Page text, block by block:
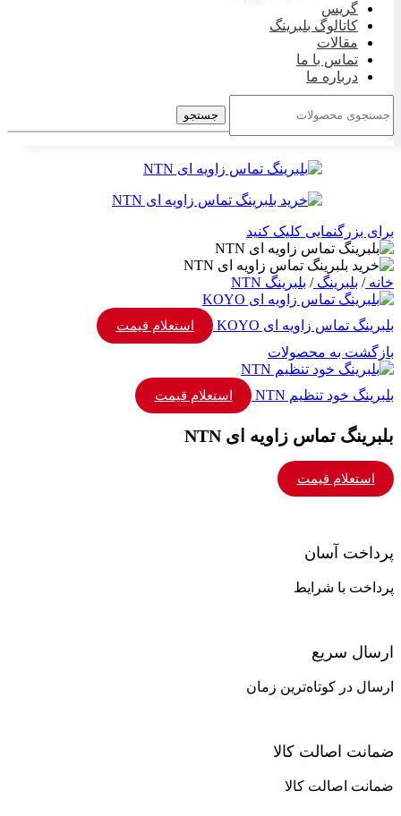
گریس
کاتالوگ بلبرینگ
مقالات
تماس با ما
درباره ما
جستجو
برای بزرگنمایی کلیک کنید
خانه/ بلبرینگ/ بلبرینگ NTN
بلبرینگ تماس زاویه ای KOYO استعلام قیمت
بازگشت به محصولات
بلبرینگ خود تنظیم NTN استعلام قیمت
بلبرینگ تماس زاویه ای NTN
استعلام قیمت
پرداخت آسان
پرداخت با شرایط
ارسال سریع
ارسال در کوتاه‌ترین زمان
ضمانت اصالت کالا
ضمانت اصالت کالا